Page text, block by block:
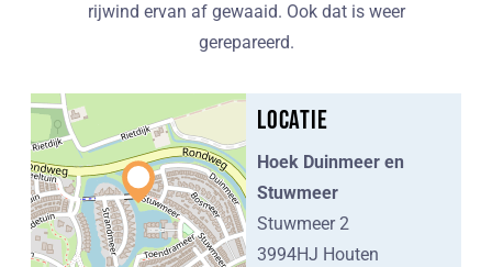
rijwind ervan af gewaaid. Ook dat is weer
gerepareerd.
Locatie
Hoek Duinmeer en
Stuwmeer
Stuwmeer 2
3994HJ Houten